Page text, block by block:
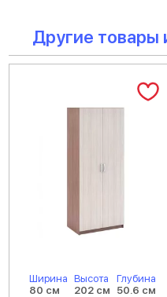
Другие товары
Ширина
80 см
Высота
202 см
Глубина
50.6 см